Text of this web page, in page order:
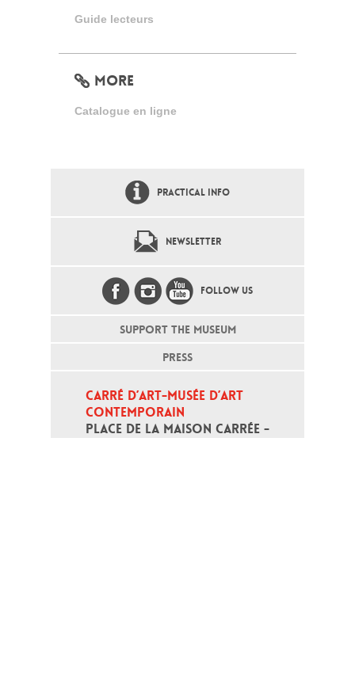
Guide lecteurs
MORE
Catalogue en ligne
PRACTICAL INFO
NEWSLETTER
FOLLOW US
SUPPORT THE MUSEUM
PRESS
CARRÉ D’ART-MUSÉE D’ART
CONTEMPORAIN
PLACE DE LA MAISON CARRÉE -